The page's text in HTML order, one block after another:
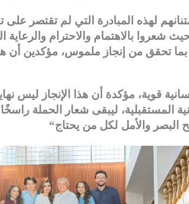
لهذه المبادرة التي لم تقتصر على
شعروا بالاهتمام والاحترام
تحقق من إنجاز ملموس، مؤكدين أن
قوية، مؤكدة أن هذا الإنجاز ليس